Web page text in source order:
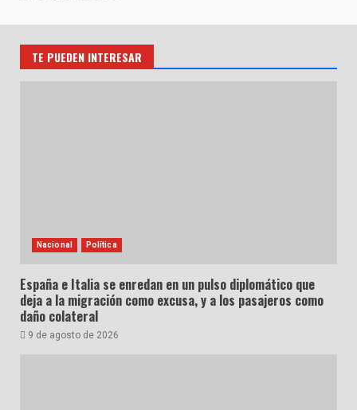
TE PUEDEN INTERESAR
Nacional Política
España e Italia se enredan en un pulso diplomático que
deja a la migración como excusa, y a los pasajeros como
daño colateral
9 de agosto de 2026